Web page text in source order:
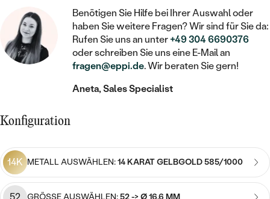
IM SET
LUXURIÖSE
LAB GROWN DIAMANTEN ZUM
EINFASSEN
FARBIGE DIAMANTEN ZUM EINFASSEN
MIT DIAMANT
MIT LAB GROWN DIAMANT
MIT MOISSANIT
SCHMUCK FÜR KINDER
BROSCHEN
NACH MATERIAL
SILBER
KINDER
PIERCINGS
MIT EDELSTEIN
PERLENOHRRINGE
MEDAILLON
KETTEN
MIT DIAMANT
SIEGELRINGE
PERSONALISIERT
MIT DIAMANT
MIT EDELSTEIN
PERLENRINGE
Benötigen Sie Hilfe bei Ihrer Auswahl oder
haben Sie weitere Fragen? Wir sind für Sie da:
Rufen Sie uns an unter+49 304 6690376
oder schreiben Sie uns eine E-Mail an
fragen@eppi.de. Wir beraten Sie gern!
Aneta, Sales Specialist
Konfiguration
14K METALL AUSWÄHLEN:14 KARAT GELBGOLD 585/1000
GRÖSSE AUSWÄHLEN:52 -> Ø 16,6 MM